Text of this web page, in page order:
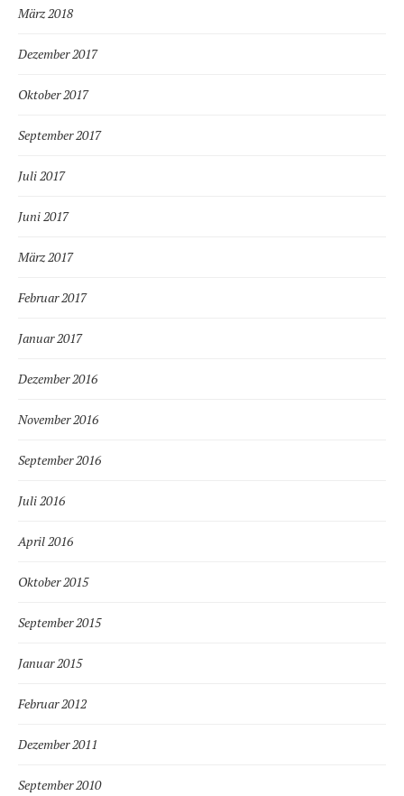
März 2018
Dezember 2017
Oktober 2017
September 2017
Juli 2017
Juni 2017
März 2017
Februar 2017
Januar 2017
Dezember 2016
November 2016
September 2016
Juli 2016
April 2016
Oktober 2015
September 2015
Januar 2015
Februar 2012
Dezember 2011
September 2010